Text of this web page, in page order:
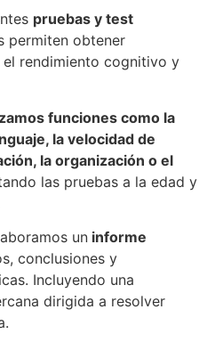
pruebas y test
permiten obtener
rendimiento cognitivo y
funciones como la
la velocidad de
la organización o el
las pruebas a la edad y
un informe
conclusiones y
Incluyendo una
dirigida a resolver